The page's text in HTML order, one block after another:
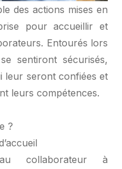
des actions mises en
pour accueillir et
Entourés lors
sentiront sécurisés,
leur seront confiées et
leurs compétences.
?
collaborateur à